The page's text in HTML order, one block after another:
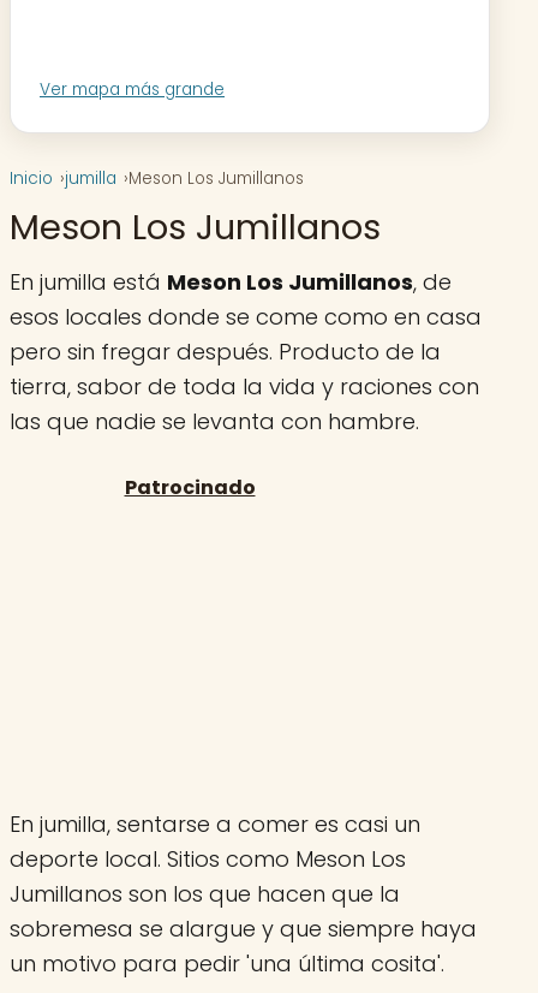
Ver mapa más grande
Inicio jumilla Meson Los Jumillanos
Meson Los Jumillanos
En jumilla está Meson Los Jumillanos, de
esos locales donde se come como en casa
pero sin fregar después. Producto de la
tierra, sabor de toda la vida y raciones con
las que nadie se levanta con hambre.
En jumilla, sentarse a comer es casi un
deporte local. Sitios como Meson Los
Jumillanos son los que hacen que la
sobremesa se alargue y que siempre haya
un motivo para pedir 'una última cosita'.